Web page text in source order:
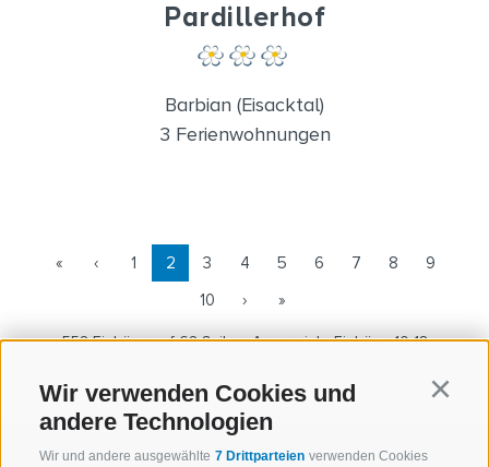
Wir verwenden Cookies und
andere Technologien
Wir und andere ausgewählte 7 Drittparteien verwenden Cookies
Pardillerhof
Barbian (Eisacktal)
3 Ferienwohnungen
« ‹ 1 2 3 4 5 6 7 8
9
10
› »
552 Einträge auf 62 Seiten, Angezeigte Einträge 10-18